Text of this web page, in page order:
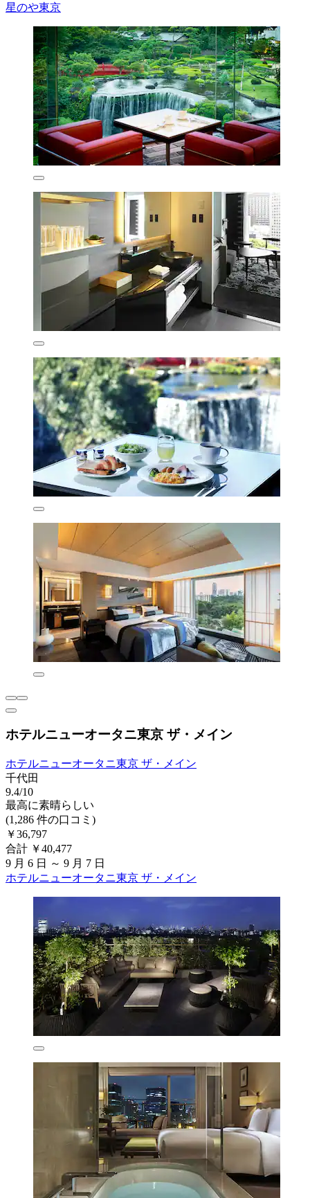
星のや東京
ホテルニューオータニ東京 ザ・メイン
ホテルニューオータニ東京 ザ・メイン
千代田
9.4/10
最高に素晴らしい
(1,286 件の口コミ)
￥36,797
合計 ￥40,477
9 月 6 日 ～ 9 月 7 日
ホテルニューオータニ東京 ザ・メイン